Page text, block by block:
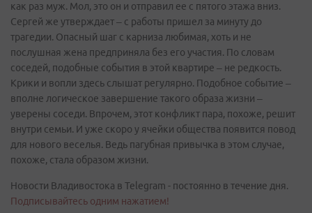
как раз муж. Мол, это он и отправил ее с пятого этажа вниз.
Сергей же утверждает – с работы пришел за минуту до
трагедии. Опасный шаг с карниза любимая, хоть и не
послушная жена предприняла без его участия. По словам
соседей, подобные события в этой квартире – не редкость.
Крики и вопли здесь слышат регулярно. Подобное событие –
вполне логическое завершение такого образа жизни –
уверены соседи. Впрочем, этот конфликт пара, похоже, решит
внутри семьи. И уже скоро у ячейки общества появится повод
для нового веселья. Ведь пагубная привычка в этом случае,
похоже, стала образом жизни.
Новости Владивостока в Telegram - постоянно в течение дня.
Подписывайтесь одним нажатием!